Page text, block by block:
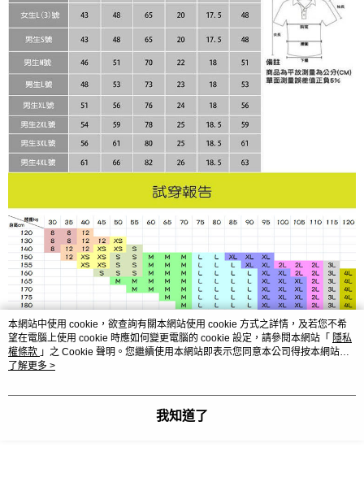
本網站中使用 cookie，欲查詢有關本網站使用 cookie 方式之詳情，及若您不希
望在電腦上使用 cookie 時應如何變更電腦的 cookie 設定，請參閱本網站「 隱私
權條款 」之 Cookie 聲明。您繼續使用本網站即表示您同意本公司得按本網站使
用條款之 Cookie 聲明使用 cookie。
了解更多 >
我知道了